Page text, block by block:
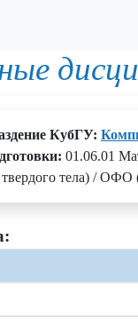
КубГУ:
01.06.01
тела) / ОФО